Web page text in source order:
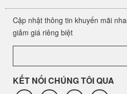
Cập nhật thông tin khuyến mãi
giảm giá riêng biệt
KẾT NỐI CHÚNG TÔI QUA